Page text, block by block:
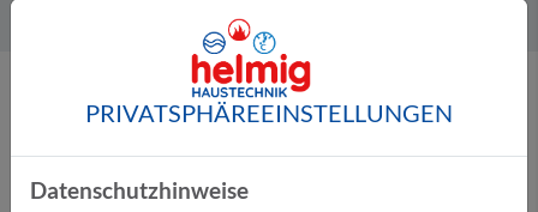
PRIVATSPHÄRE­EINSTELLUNGEN
Datenschutzhinweise